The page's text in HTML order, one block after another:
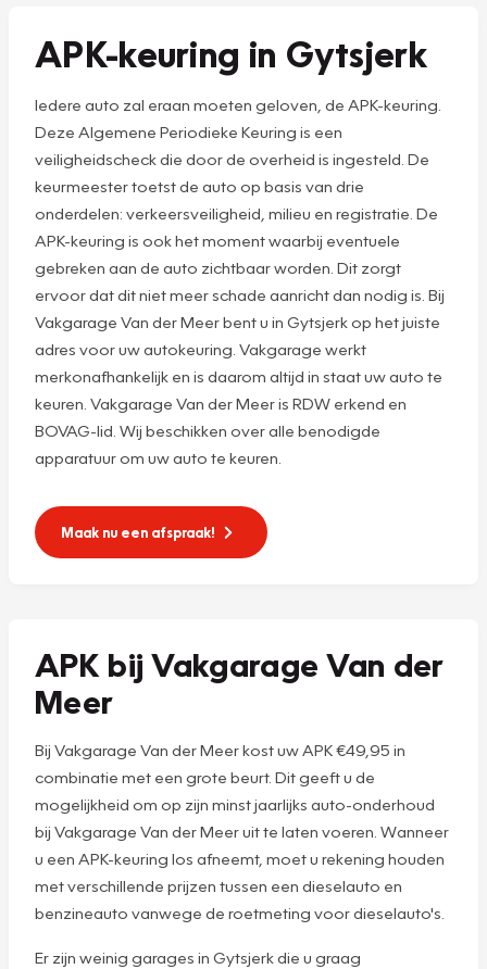
APK-keuring in Gytsjerk
Iedere auto zal eraan moeten geloven, de APK-keuring.
Deze Algemene Periodieke Keuring is een
veiligheidscheck die door de overheid is ingesteld. De
keurmeester toetst de auto op basis van drie
onderdelen: verkeersveiligheid, milieu en registratie. De
APK-keuring is ook het moment waarbij eventuele
gebreken aan de auto zichtbaar worden. Dit zorgt
ervoor dat dit niet meer schade aanricht dan nodig is. Bij
Vakgarage Van der Meer bent u in Gytsjerk op het juiste
adres voor uw autokeuring. Vakgarage werkt
merkonafhankelijk en is daarom altijd in staat uw auto te
keuren. Vakgarage Van der Meer is RDW erkend en
BOVAG-lid. Wij beschikken over alle benodigde
apparatuur om uw auto te keuren.
Maak nu een afspraak!
APK bij Vakgarage Van der
Meer
Bij Vakgarage Van der Meer kost uw APK €49,95 in
combinatie met een grote beurt. Dit geeft u de
mogelijkheid om op zijn minst jaarlijks auto-onderhoud
bij Vakgarage Van der Meer uit te laten voeren. Wanneer
u een APK-keuring los afneemt, moet u rekening houden
met verschillende prijzen tussen een dieselauto en
benzineauto vanwege de roetmeting voor dieselauto's.
Er zijn weinig garages in Gytsjerk die u graag